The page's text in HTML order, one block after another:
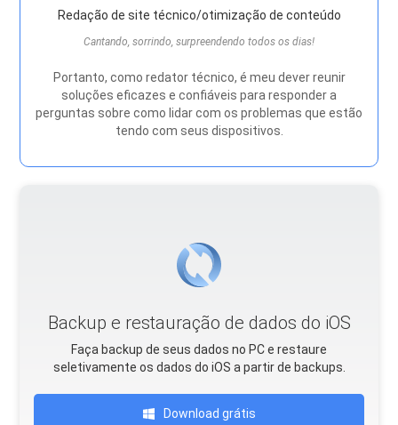
Redação de site técnico/otimização de conteúdo
Cantando, sorrindo, surpreendendo todos os dias!
Portanto, como redator técnico, é meu dever reunir
soluções eficazes e confiáveis ​​para responder a
perguntas sobre como lidar com os problemas que estão
tendo com seus dispositivos.
Backup e restauração de dados do iOS
Faça backup de seus dados no PC e restaure
seletivamente os dados do iOS a partir de backups.
Download grátis